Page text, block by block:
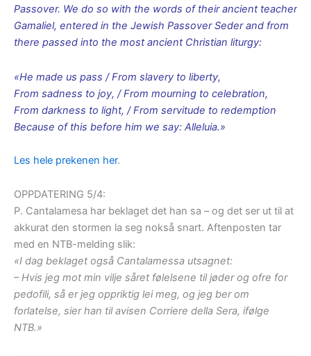
Passover. We do so with the words of their ancient teacher
Gamaliel, entered in the Jewish Passover Seder and from
there passed into the most ancient Christian liturgy:
«He made us pass / From slavery to liberty,
From sadness to joy, / From mourning to celebration,
From darkness to light, / From servitude to redemption
Because of this before him we say: Alleluia.»
Les hele prekenen her.
OPPDATERING 5/4:
P. Cantalamesa har beklaget det han sa – og det ser ut til at
akkurat den stormen la seg nokså snart. Aftenposten tar
med en NTB-melding slik:
«I dag beklaget også Cantalamessa utsagnet:
– Hvis jeg mot min vilje såret følelsene til jøder og ofre for
pedofili, så er jeg oppriktig lei meg, og jeg ber om
forlatelse, sier han til avisen Corriere della Sera, ifølge
NTB.»